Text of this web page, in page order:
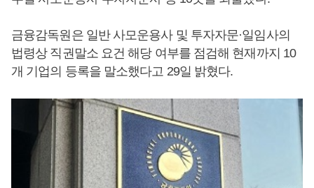
금융감독원은 일반 사모운용사 및 투자자문·일임사의
법령상 직권말소 요건 해당 여부를 점검해 현재까지 10
개 기업의 등록을 말소했다고 29일 밝혔다.